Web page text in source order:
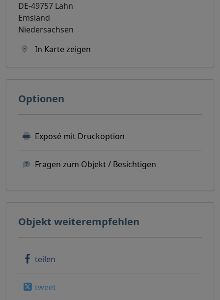
DE-49757 Lahn
Emsland
Niedersachsen
In Karte zeigen
Optionen
Exposé mit Druckoption
Fragen zum Objekt / Besichtigen
Objekt weiterempfehlen
teilen
tweet